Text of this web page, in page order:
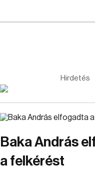
Hirdetés
Baka András
a felkérést